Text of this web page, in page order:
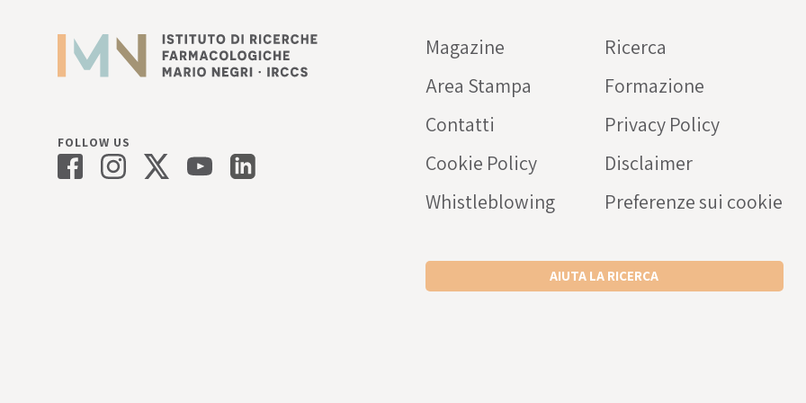
FOLLOW US
Magazine
Ricerca
Area Stampa
Formazione
Contatti
Privacy Policy
Cookie Policy
Disclaimer
Whistleblowing
Preferenze sui cookie
AIUTA LA RICERCA
Intercheck web:
rivolta a medici e operatori
prescrizione dei farmaci
nell’anziano.
SCARICA L’APP IPHONE